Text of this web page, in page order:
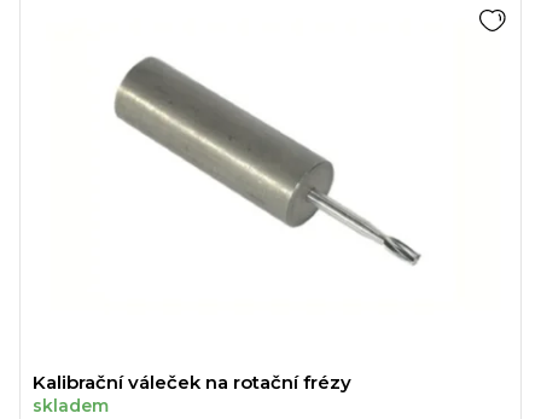
Kalibrační váleček na rotační frézy
skladem